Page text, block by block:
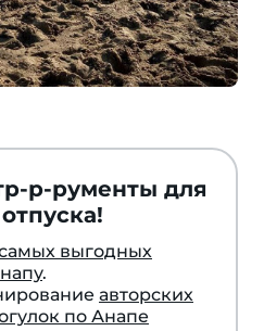
р-рументы для
выгодных
.
авторских
по Анапе